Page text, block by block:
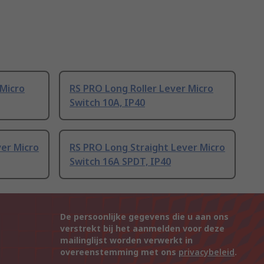
RS PRO Long Roller Lever Micro
Switch 10A, IP40
Micro
RS PRO Long Straight Lever Micro
Switch 16A SPDT, IP40
De persoonlijke gegevens die u aan ons
verstrekt bij het aanmelden voor deze
mailinglijst worden verwerkt in
overeenstemming met ons privacybeleid.